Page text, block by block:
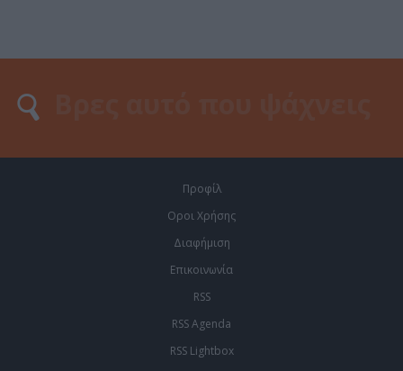
Προφίλ
Οροι Χρήσης
Διαφήμιση
Επικοινωνία
RSS
RSS Agenda
RSS Lightbox